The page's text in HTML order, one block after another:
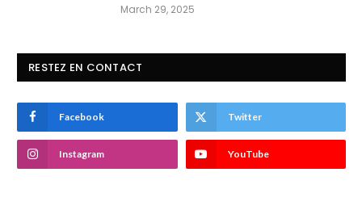
March 29, 2025
RESTEZ EN CONTACT
Facebook Twitter
Instagram YouTube